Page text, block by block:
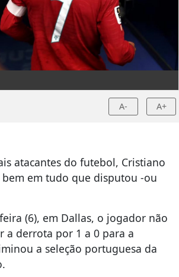
A- A+
atacantes do futebol, Cristiano
bem em tudo que disputou -ou
(6), em Dallas, o jogador não
a derrota por 1 a 0 para a
a seleção portuguesa da